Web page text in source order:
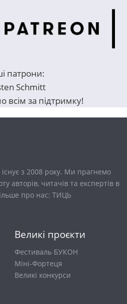
патрони:
Schmitt
всім за підтримку!
з 2008 року. Ми прагнемо
авторів, читачів та експертів в
про нас: ТИЦЬ
Великі проєкти
Фестиваль БУКОН
Міні-Фортеця
Великі конкурси